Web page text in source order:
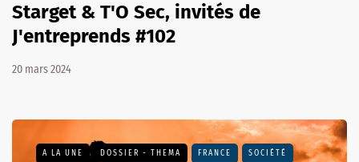
Starget & T'O Sec, invités de
J'entreprends #102
20 mars 2024
A LA UNE DOSSIER - THEMA FRANCE SOCIÉTÉ